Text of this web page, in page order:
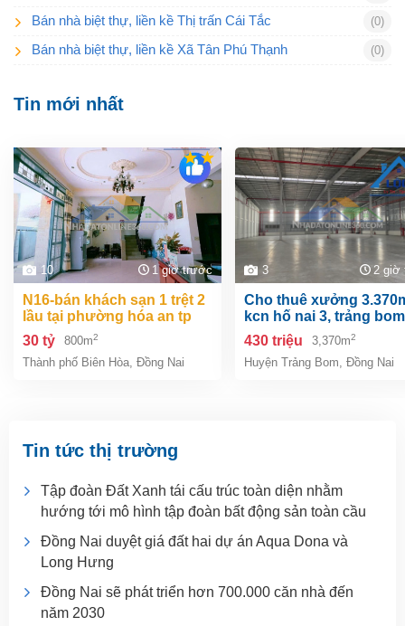
Bán nhà biệt thự, liền kề Thị trấn Cái Tắc (0)
Bán nhà biệt thự, liền kề Xã Tân Phú Thạnh (0)
Tin mới nhất
10 1 giờ trước
n16-bán khách sạn 1 trệt 2
lầu tại phường hóa an tp
biên hòa dt 800m2 giá 30 tỷ
30 tỷ 800m2
Thành phố Biên Hòa, Đồng Nai
3 2 giờ
cho thuê xưởng 3.370m2 .
kcn hố nai 3, trảng
đồng nai
430 triệu 3,370m2
Huyện Trảng Bom, Đồng Nai
Tin tức thị trường
Tập đoàn Đất Xanh tái cấu trúc toàn diện nhằm
hướng tới mô hình tập đoàn bất động sản toàn cầu
Đồng Nai duyệt giá đất hai dự án Aqua Dona và
Long Hưng
Đồng Nai sẽ phát triển hơn 700.000 căn nhà đến
năm 2030